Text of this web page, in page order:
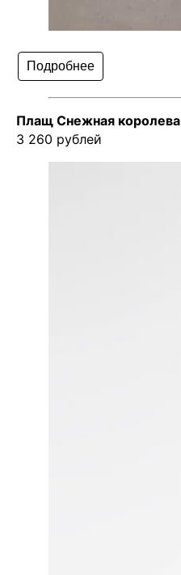
Подробнее
Плащ Снежная королева
3 260 рублей